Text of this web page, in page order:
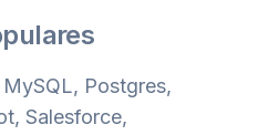
Postgres,
Salesforce,